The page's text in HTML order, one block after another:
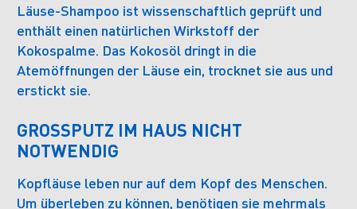
Läuse-Shampoo ist wissenschaftlich geprüft und
enthält einen natürlichen Wirkstoff der
Kokospalme. Das Kokosöl dringt in die
Atemöffnungen der Läuse ein, trocknet sie aus und
erstickt sie.
GROSSPUTZ IM HAUS NICHT N
OTWENDIG
Kopfläuse leben nur auf dem Kopf des Menschen.
Um überleben zu können, benötigen sie mehrmals